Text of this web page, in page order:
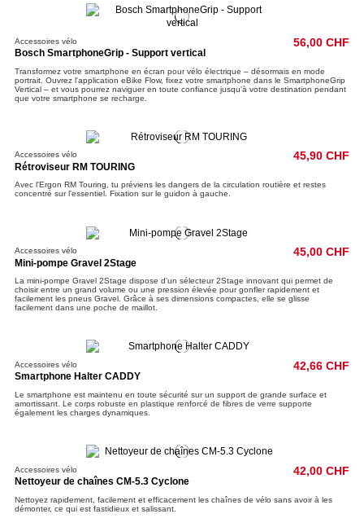
Accessoires vélo
Bosch SmartphoneGrip - Support vertical
56,00 CHF
Transformez votre smartphone en écran pour vélo électrique – désormais en mode
portrait. Ouvrez l'application eBike Flow, fixez votre smartphone dans le SmartphoneGrip
Vertical – et vous pourrez naviguer en toute confiance jusqu'à votre destination pendant
que votre smartphone se recharge.
Accessoires vélo
Rétroviseur RM TOURING
45,90 CHF
Avec l'Ergon RM Touring, tu préviens les dangers de la circulation routière et restes
concentré sur l'essentiel. Fixation sur le guidon à gauche.
Accessoires vélo
Mini-pompe Gravel 2Stage
45,00 CHF
La mini-pompe Gravel 2Stage dispose d'un sélecteur 2Stage innovant qui permet de
choisir entre un grand volume ou une pression élevée pour gonfler rapidement et
facilement les pneus Gravel. Grâce à ses dimensions compactes, elle se glisse
facilement dans une poche de maillot.
Accessoires vélo
Smartphone Halter CADDY
42,66 CHF
Le smartphone est maintenu en toute sécurité sur un support de grande surface et
amortissant. Le corps robuste en plastique renforcé de fibres de verre supporte
également les charges dynamiques.
Accessoires vélo
Nettoyeur de chaînes CM-5.3 Cyclone
42,00 CHF
Nettoyez rapidement, facilement et efficacement les chaînes de vélo sans avoir à les
démonter, ce qui est fastidieux et salissant.